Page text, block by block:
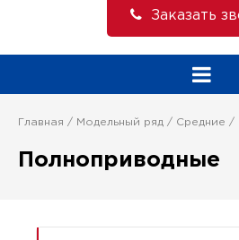
Заказать
Главная Модельный ряд Средние
Полноприводные